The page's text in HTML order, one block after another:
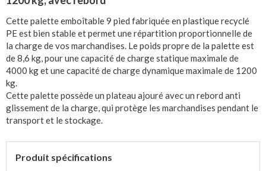
Cette palette emboîtable 9 pied fabriquée en plastique recyclé
PE est bien stable et permet une répartition proportionnelle de
la charge de vos marchandises. Le poids propre de la palette est
de 8,6 kg, pour une capacité de charge statique maximale de
4000 kg et une capacité de charge dynamique maximale de 1200
kg.
Cette palette possède un plateau ajouré avec un rebord anti
glissement de la charge, qui protège les marchandises pendant le
transport et le stockage.
Produit spécifications